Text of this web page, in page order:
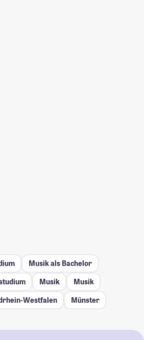
Musik als Bachelor
Musik
Musik
Westfalen Münster